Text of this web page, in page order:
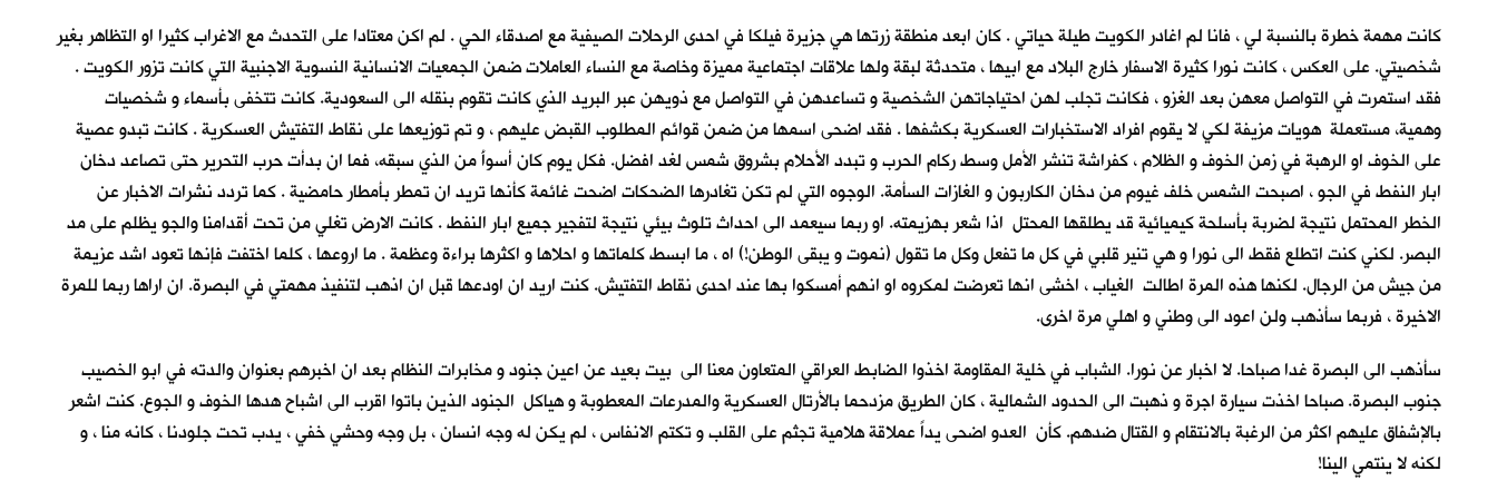
كانت مهمة خطرة بالنسبة لي ، فانا لم اغادر الكويت طيلة حياتي . كان ابعد منطقة زرتها هي جزيرة فيلكا في احدى الرحلات الصيفية مع اصدقاء الحي . لم اكن معتادا على التحدث مع الاغراب كثيرا او التظاهر بغير
شخصيتي. على العكس ، كانت نورا كثيرة الاسفار خارج البلاد مع ابيها ، متحدثة لبقة ولها علاقات اجتماعية مميزة وخاصة مع النساء العاملات ضمن الجمعيات الانسانية النسوية الاجنبية التي كانت تزور الكويت .
فقد استمرت في التواصل معهن بعد الغزو ، فكانت تجلب لهن احتياجاتهن الشخصية و تساعدهن في التواصل مع ذويهن عبر البريد الذي كانت تقوم بنقله الى السعودية. كانت تتخفى بأسماء و شخصيات
وهمية، مستعملة هويات مزيفة لكي لا يقوم افراد الاستخبارات العسكرية بكشفها . فقد اضحى اسمها من ضمن قوائم المطلوب القبض عليهم ، و تم توزيعها على نقاط التفتيش العسكرية . كانت تبدو عصية
على الخوف او الرهبة في زمن الخوف و الظلام ، كفراشة تنشر الأمل وسط ركام الحرب و تبدد الأحلام بشروق شمس لغد افضل. فكل يوم كان أسوأَ من الذي سبقه، فما ان بدأت حرب التحرير حتى تصاعد دخان
ابار النفط في الجو ، اصبحت الشمس خلف غيوم من دخان الكاربون و الغازات السأمة. الوجوه التي لم تكن تغادرها الضحكات اضحت غائمة كأنها تريد ان تمطر بأمطار حامضية . كما تردد نشرات الاخبار عن
الخطر المحتمل نتيجة لضربة بأسلحة كيميائية قد يطلقها المحتل اذا شعر بهزيمته. او ربما سيعمد الى احداث تلوث بيئي نتيجة لتفجير جميع ابار النفط . كانت الارض تغلي من تحت أقدامنا والجو يظلم على مد
البصر. لكني كنت اتطلع فقط الى نورا و هي تنير قلبي في كل ما تفعل وكل ما تقول (نموت و يبقى الوطن!) اه ، ما ابسط كلماتها و احلاها و اكثرها براءة وعظمة . ما اروعها ، كلما اختفت فإنها تعود اشد عزيمة
من جيش من الرجال. لكنها هذه المرة اطالت الغياب ، اخشى انها تعرضت لمكروه او انهم أمسكوا بها عند احدى نقاط التفتيش. كنت اريد ان اودعها قبل ان اذهب لتنفيذ مهمتي في البصرة. ان اراها ربما للمرة
الاخيرة ، فربما سأذهب ولن اعود الى وطني و اهلي مرة اخرى.
سأذهب الى البصرة غدا صباحا. لا اخبار عن نورا. الشباب في خلية المقاومة اخذوا الضابط العراقي المتعاون معنا الى بيت بعيد عن اعين جنود و مخابرات النظام بعد ان اخبرهم بعنوان والدته في ابو الخصيب
جنوب البصرة. صباحا اخذت سيارة اجرة و ذهبت الى الحدود الشمالية ، كان الطريق مزدحما بالأرتال العسكرية والمدرعات المعطوبة و هياكل الجنود الذين باتوا اقرب الى اشباح هدها الخوف و الجوع. كنت اشعر
بالإشفاق عليهم اكثر من الرغبة بالانتقام و القتال ضدهم. كأن العدو اضحى يداً عملاقة هلامية تجثم على القلب و تكتم الانفاس ، لم يكن له وجه انسان ، بل وجه وحشي خفي ، يدب تحت جلودنا ، كانه منا ، و
لكنه لا ينتمي الينا!